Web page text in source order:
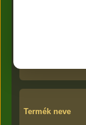
Termék neve